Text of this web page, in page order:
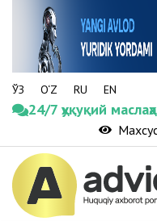
ЎЗ O‘Z RU EN
24/7 ҳуқуқий